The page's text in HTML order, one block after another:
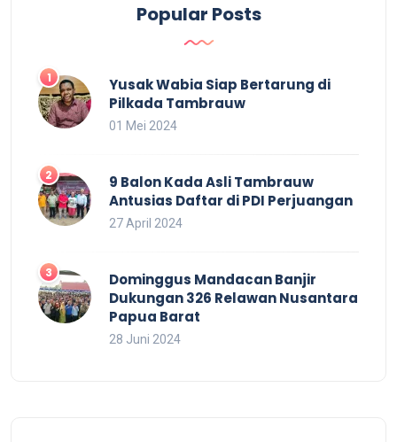
Popular Posts
Yusak Wabia Siap Bertarung di
Pilkada Tambrauw
01 Mei 2024
9 Balon Kada Asli Tambrauw
Antusias Daftar di PDI Perjuangan
27 April 2024
Dominggus Mandacan Banjir
Dukungan 326 Relawan Nusantara
Papua Barat
28 Juni 2024